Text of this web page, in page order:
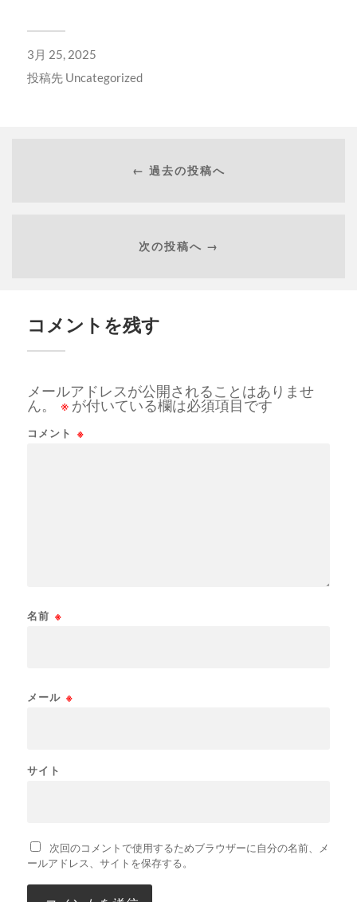
3月 25, 2025
投稿先 Uncategorized
← 過去の投稿へ
次の投稿へ →
コメントを残す
メールアドレスが公開されることはありませ
ん。
※ が付いている欄は必須項目です
コメント ※
名前 ※
メール ※
サイト
次回のコメントで使用するためブラウザーに自分の名前、メ
ールアドレス、サイトを保存する。